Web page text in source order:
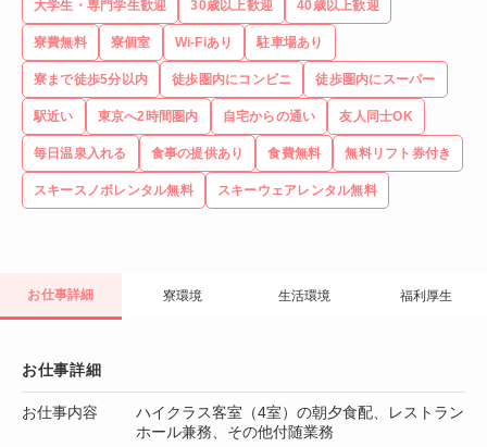
大学生・専門学生歓迎 30歳以上歓迎 40歳以上歓迎
寮費無料 寮個室 Wi-Fiあり 駐車場あり
寮まで徒歩5分以内 徒歩圏内にコンビニ 徒歩圏内にスーパー
駅近い 東京へ2時間圏内 自宅からの通い 友人同士OK
毎日温泉入れる 食事の提供あり 食費無料 無料リフト券付き
スキースノボレンタル無料 スキーウェアレンタル無料
お仕事詳細 寮環境 生活環境 福利厚生
お仕事詳細
お仕事内容
ハイクラス客室（4室）の朝夕食配、レストラン
ホール兼務、その他付随業務